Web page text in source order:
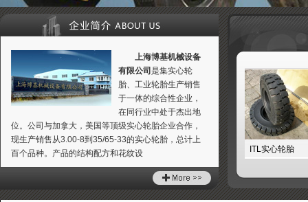
上海博基机械设备
有限公司 是集实心轮
胎、工业轮胎生产销售
于一体的综合性企业，
在同行业中处于杰出地
位。公司与加拿大，美国等顶级实心轮胎企业合作，
现生产销售从3.00-8到35/65-33的实心轮胎，总计上
百个品种。产品的结构配方和花纹设
压配式实心轮胎 ITL装载机实心轮胎 ITL实心轮胎